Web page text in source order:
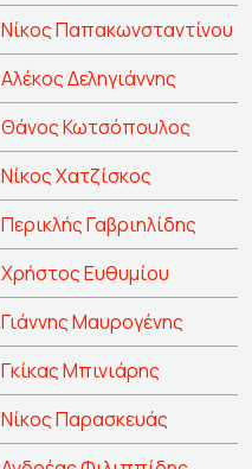
Νίκος Παπακωνσταντίνου
Αλέκος Δεληγιάννης
Θάνος Κωτσόπουλος
Νίκος Χατζίσκος
Περικλής Γαβριηλίδης
Χρήστος Ευθυμίου
Γιάννης Μαυρογένης
Γκίκας Μπινιάρης
Νίκος Παρασκευάς